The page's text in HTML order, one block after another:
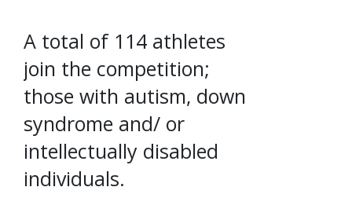
A total of 114 athletes
join the competition;
those with autism, down
syndrome and/ or
intellectually disabled
individuals.